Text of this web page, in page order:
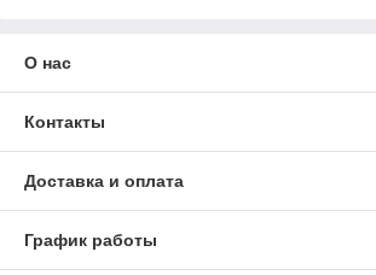
О нас
Контакты
Доставка и оплата
График работы